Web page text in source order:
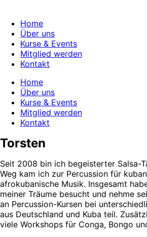
contentHome
Über uns
Kurse & Events
Mitglied werden
Kontakt
Home
Über uns
Kurse & Events
Mitglied werden
Kontakt
Torsten
Seit 2008 bin ich begeisterter Salsa-
Weg kam ich zur Percussion für
afrokubanische Musik. Insgesamt
meiner Träume besucht und nehme
an Percussion-Kursen bei
aus Deutschland und Kuba teil.
viele Workshops für Conga, Bongo